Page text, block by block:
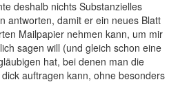
deshalb nichts Substanzielles
antworten, damit er ein neues Blatt
Mailpapier nehmen kann, um mir
sagen will (und gleich schon eine
hat, bei denen man die
auftragen kann, ohne besonders